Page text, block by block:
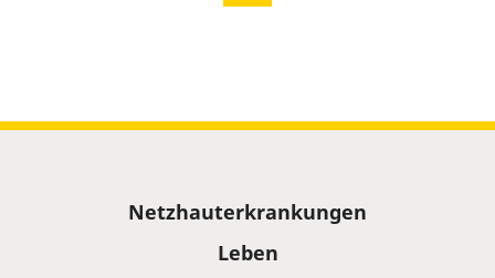
Netzhauterkrankungen
Leben